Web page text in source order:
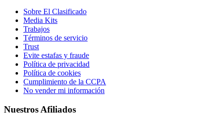
Sobre El Clasificado
Media Kits
Trabajos
Términos de servicio
Trust
Evite estafas y fraude
Política de privacidad
Política de cookies
Cumplimiento de la CCPA
No vender mi información
Nuestros Afiliados